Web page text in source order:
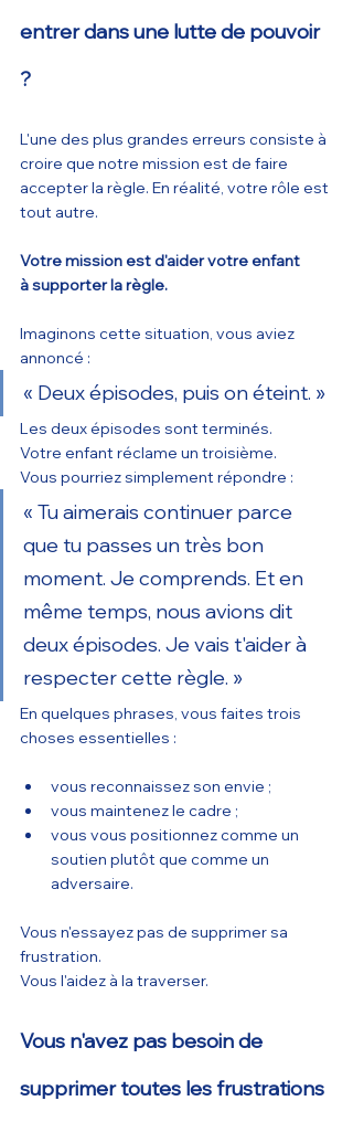
entrer dans une lutte de pouvoir
?
L'une des plus grandes erreurs consiste à
croire que notre mission est de faire
accepter la règle. En réalité, votre rôle est
tout autre.
Votre mission est d'aider votre enfant
à supporter la règle.
Imaginons cette situation, vous aviez
annoncé :
« Deux épisodes, puis on éteint. »
Les deux épisodes sont terminés.
Votre enfant réclame un troisième.
Vous pourriez simplement répondre :
« Tu aimerais continuer parce
que tu passes un très bon
moment. Je comprends. Et en
même temps, nous avions dit
deux épisodes. Je vais t'aider à
respecter cette règle. »
En quelques phrases, vous faites trois
choses essentielles :
vous reconnaissez son envie ;
vous maintenez le cadre ;
vous vous positionnez comme un
soutien plutôt que comme un
adversaire.
Vous n'essayez pas de supprimer sa
frustration.
Vous l'aidez à la traverser.
Vous n'avez pas besoin de
supprimer toutes les frustrations